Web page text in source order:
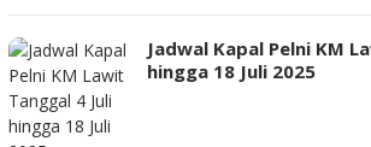
Jadwal Kapal Pelni KM
hingga 18 Juli 2025